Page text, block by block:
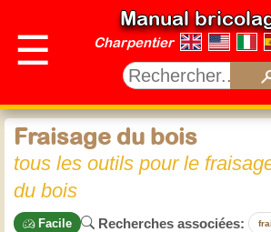
☰
Manual
Charpentier
Fraisage du bois
tous les outils pour le
du bois
Facile Recherches associées: